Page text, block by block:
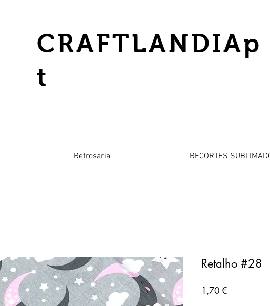
CRAFTLANDIAp
t
Retrosaria RECORTES
Retalho #28
1,70 €Preço